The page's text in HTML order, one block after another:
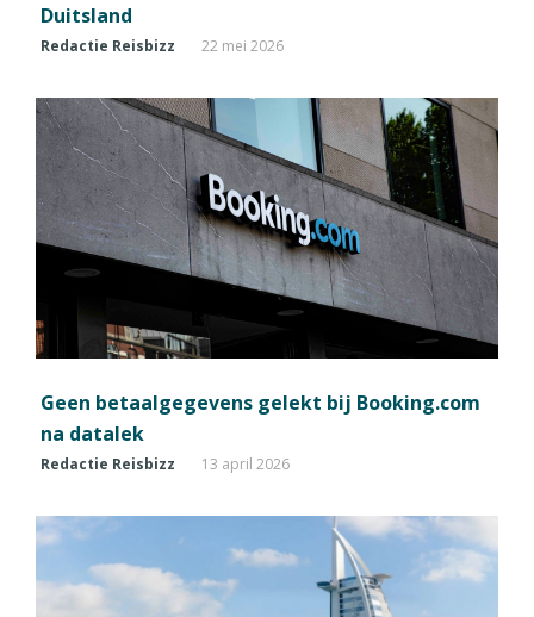
Duitsland
Redactie Reisbizz 22 mei 2026
Geen betaalgegevens gelekt bij Booking.com
na datalek
Redactie Reisbizz 13 april 2026